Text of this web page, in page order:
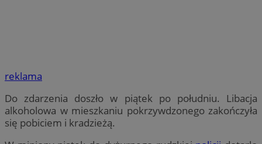
reklama
Do zdarzenia doszło w piątek po południu. Libacja
alkoholowa w mieszkaniu pokrzywdzonego zakończyła
się pobiciem i kradzieżą.